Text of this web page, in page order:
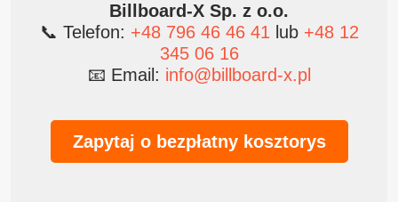
Billboard-X Sp. z o.o.
📞 Telefon: +48 796 46 46 41lub +48 12
345 06 16
📧 Email: info@billboard-x.pl
Zapytaj o bezpłatny kosztorys